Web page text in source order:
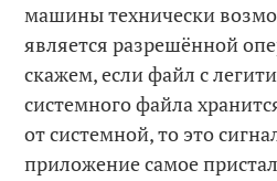
машины технически
является разрешённой
скажем, если файл с
системного файла
от системной, то это
приложение самое